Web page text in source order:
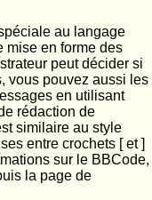
au langage
mise en forme des
peut décider si
vous pouvez aussi les
en utilisant
rédaction de
similaire au style
entre crochets [ et ]
sur le BBCode,
la page de